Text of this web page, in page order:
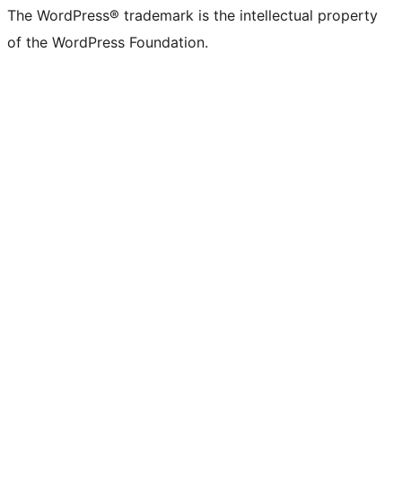
The WordPress® trademark is the intellectual property
of the WordPress Foundation.